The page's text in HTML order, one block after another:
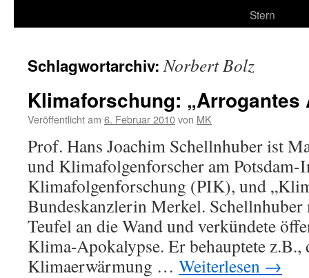
Stern
Schlagwortarchiv:Norbert Bolz
Klimaforschung: „Arrogantes
Veröffentlicht am 6. Februar 2010von MK
Prof. Hans Joachim Schellnhuber ist
und Klimafolgenforscher am
Klimafolgenforschung (PIK), und
Bundeskanzlerin Merkel.
Teufel an die Wand und verkündete
Klima-Apokalypse. Er behauptete z.B.,
Klimaerwärmung … Weiterlesen →